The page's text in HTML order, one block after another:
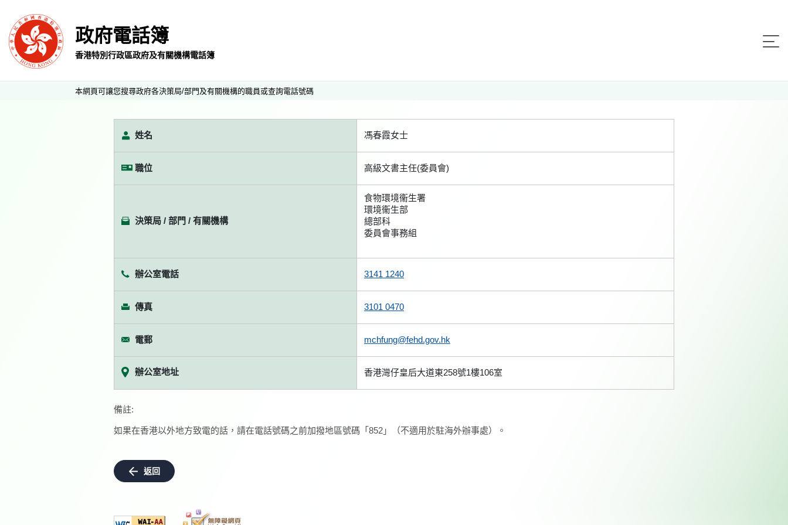
政府電話簿
香港特別行政區政府及有關機構電話簿
本網頁可讓您搜尋政府各決策局/部門及有關機構的職員或查詢電話號碼
姓名 馮春霞女士
職位 高級文書主任(委員會)
決策局 / 部門 / 有關機構
食物環境衞生署
環境衞生部
總部科
委員會事務組
辦公室電話 3141 1240
傳真 3101 0470
電郵 mchfung@fehd.gov.hk
辦公室地址 香港灣仔皇后大道東258號1樓106室
備註:
如果在香港以外地方致電的話，請在電話號碼之前加撥地區號碼「852」（不適用於駐海外辦事處）。
返回